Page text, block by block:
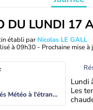
DU LUNDI 17
établi par Nicolas LE GALL
à 09h30 - Prochaine mise à
Actualités Météo à l'étranger
Lundi
Les